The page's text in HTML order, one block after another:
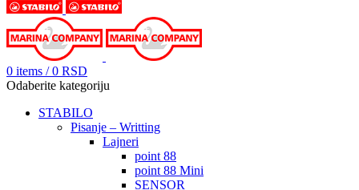
0 items / 0 RSD
Odaberite kategoriju
STABILO
Pisanje – Writting
Lajneri
point 88
point 88 Mini
SENSOR